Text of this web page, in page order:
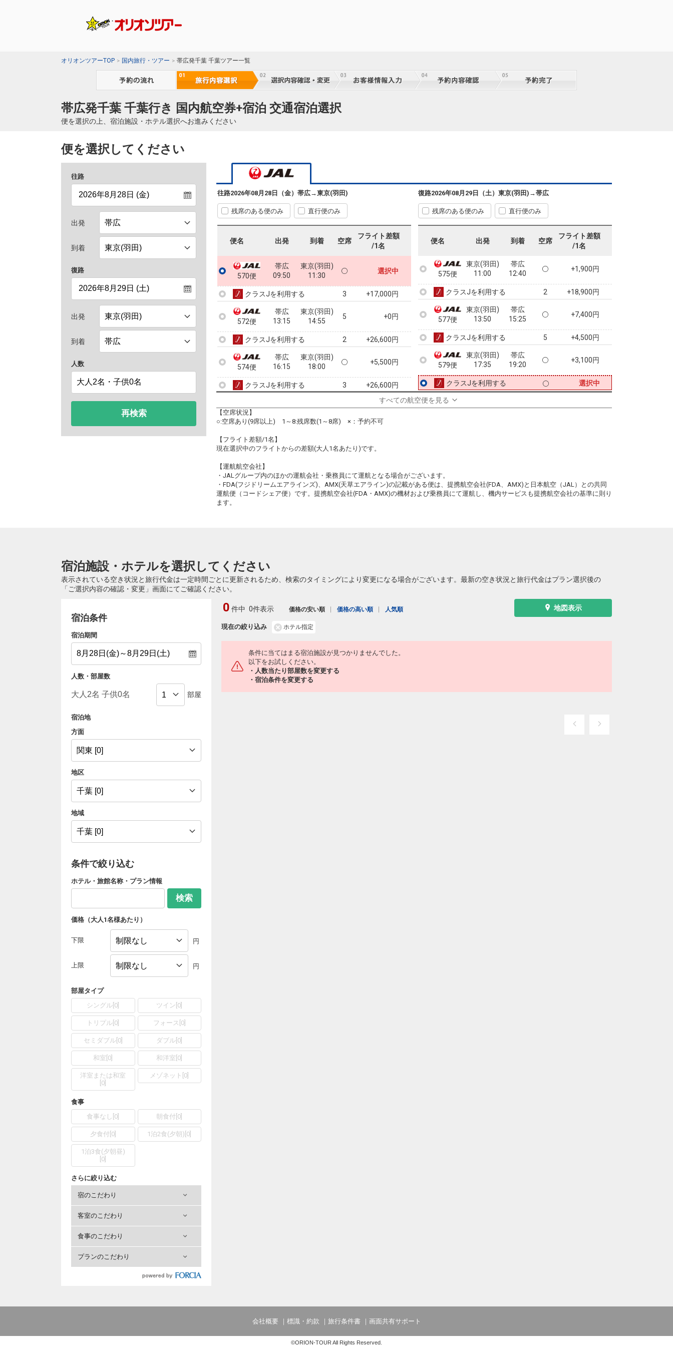
オリオンツアーTOP 国内旅行・ツアー 帯広発千葉 千葉ツアー一覧
帯広発千葉 千葉行き 国内航空券+宿泊 交通宿泊選択
便を選択の上、宿泊施設・ホテル選択へお進みください
便を選択してください
往路
出発
到着
復路
出発
到着
人数
再検索
往路2026年08月28日（金） 帯広→東京(羽田)
残席のある便のみ 直行便のみ
便名 出発 到着 空席
フライト差額
/1名
570便
帯広
09:50
東京(羽田)
11:30
選択中
クラスJを利用する 3 +17,000円
572便
帯広
13:15
東京(羽田)
14:55
5 +0円
クラスJを利用する 2 +26,600円
574便
帯広
16:15
東京(羽田)
18:00
+5,500円
クラスJを利用する 3 +26,600円
576便
+0円
復路2026年08月29日（土） 東京(羽田) →帯広
残席のある便のみ 直行便のみ
便名 出発 到着 空席
フライト差額
/1名
573便
東京(羽田)
07:45
帯広
09:15
4 +6,300円
クラスJを利用する 7 +3,300円
575便
東京(羽田)
11:00
帯広
12:40
+1,900円
クラスJを利用する 2 +18,900円
577便
東京(羽田)
13:50
帯広
15:25
+7,400円
クラスJを利用する 5 +4,500円
579便
東京(羽田)
17:35
帯広
19:20
+3,100円
クラスJを利用する 選択中
すべての航空便を見る
【空席状況】
○:空席あり(9席以上) 1～8:残席数(1～8席) ×：予約不可
【フライト差額/1名】
現在選択中のフライトからの差額(大人1名あたり)です。
【運航航空会社】
・JALグループ内のほかの運航会社・乗務員にて運航となる場合がございます。
・FDA(フジドリームエアラインズ)、AMX(天草エアライン)の記載がある便は、提携航空会社(FDA、AMX)と日本航空（JAL）との共同
運航便（コードシェア便）です。提携航空会社(FDA・AMX)の機材および乗務員にて運航し、機内サービスも提携航空会社の基準に則り
ます。
宿泊施設・ホテルを選択してください
表示されている空き状況と旅行代金は一定時間ごとに更新されるため、検索のタイミングにより変更になる場合がございます。最新の空き状況と旅行代金はプラン選択後の
「ご選択内容の確認・変更」画面にてご確認ください。
宿泊条件
宿泊期間
人数・部屋数
部屋
宿泊地
方面
地区
地域
条件で絞り込む
ホテル・旅館名称・プラン情報
検索
価格（大人1名様あたり）
下限 円
上限 円
部屋タイプ
シングル 0 ツイン 0
トリプル 0 フォース 0]
セミダブル[ 0] ダブル 0
和室 0 和洋室 0
洋室または和室
0
メゾネット 0
食事
食事なし 0 朝食付 0
夕食付 0] 1泊2食(夕朝) 0
1泊3食(夕朝昼)
0
さらに絞り込む
宿のこだわり
客室のこだわり
食事のこだわり
プランのこだわり
地図表示
現在の絞り込み ホテル指定
0 件中 0件表示 価格の安い順 価格の高い順 人気順
条件に当てはまる宿泊施設が見つかりませんでした。
以下をお試しください。
・人数当たり部屋数を変更する
・宿泊条件を変更する
会社概要 標識・約款 旅行条件書 画面共有サポート
©ORION-TOUR All Rights Reserved.